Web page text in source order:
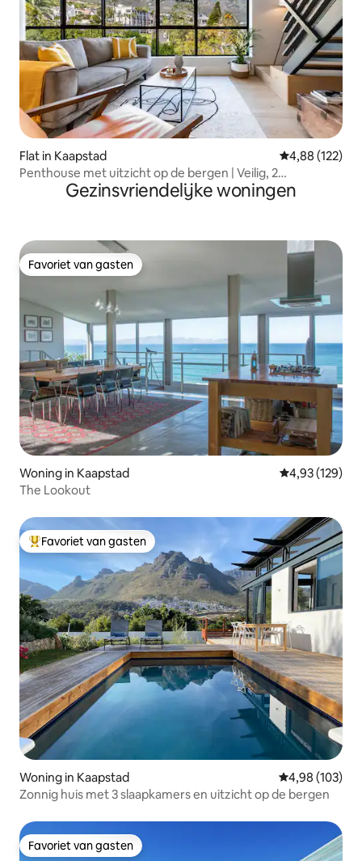
Flat in Kaapstad Gemiddelde
4,88 (122)
Penthouse met uitzicht op de bergen | Veilig, 2
slaapkamers, uitzicht en zwembad
Gezinsvriendelijke woningen
Favoriet van gasten
Favoriet van gasten
Woning in Kaapstad Gemiddelde
4,93 (129)
The Lookout
Topfavoriet van gasten
Favoriet van gasten
Woning in Kaapstad Gemiddelde
4,98 (103)
Zonnig huis met 3 slaapkamers en uitzicht op de bergen
Favoriet van gasten
Favoriet van gasten